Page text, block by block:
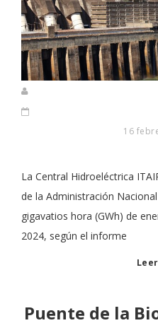
16
La Central Hidroeléctrica
de la Administración
gigavatios hora (GWh) de
2024, según el informe
Puente de la